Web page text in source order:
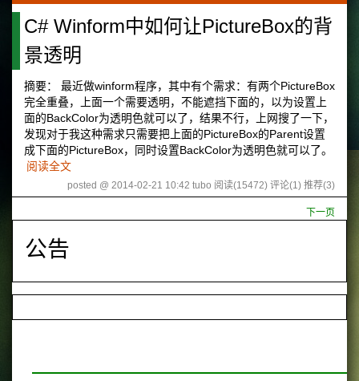
C# Winform中如何让PictureBox的背
景透明
摘要： 最近做winform程序，其中有个需求：有两个PictureBox
完全重叠，上面一个需要透明，不能遮挡下面的，以为设置上
面的BackColor为透明色就可以了，结果不行，上网搜了一下，
发现对于我这种需求只需要把上面的PictureBox的Parent设置
成下面的PictureBox，同时设置BackColor为透明色就可以了。
阅读全文
posted @ 2014-02-21 10:42 tubo 阅读(15472) 评论(1) 推荐(3)
下一页
公告